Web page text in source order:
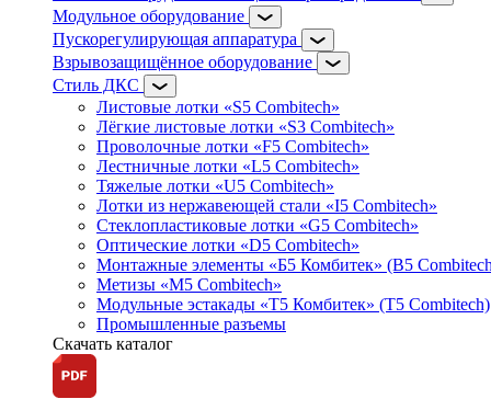
Модульное оборудование
Пускорегулирующая аппаратура
Взрывозащищённое оборудование
Стиль ДКС
Листовые лотки «S5 Combitech»
Лёгкие листовые лотки «S3 Combitech»
Проволочные лотки «F5 Combitech»
Лестничные лотки «L5 Combitech»
Тяжелые лотки «U5 Combitech»
Лотки из нержавеющей стали «I5 Combitech»
Стеклопластиковые лотки «G5 Combitech»
Оптические лотки «D5 Combitech»
Монтажные элементы «Б5 Комбитек» (B5
Метизы «M5 Combitech»
Модульные эстакады «Т5 Комбитек» (T5 Combitech)
Промышленные разъемы
Скачать каталог